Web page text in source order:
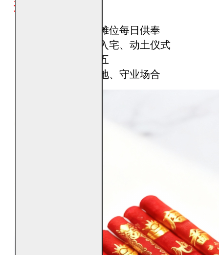
适用场合
商铺、公司、摊位每日供奉
开业、迁址、入宅、动土仪式
农历初一、十五
特定求财、安地、守业场合